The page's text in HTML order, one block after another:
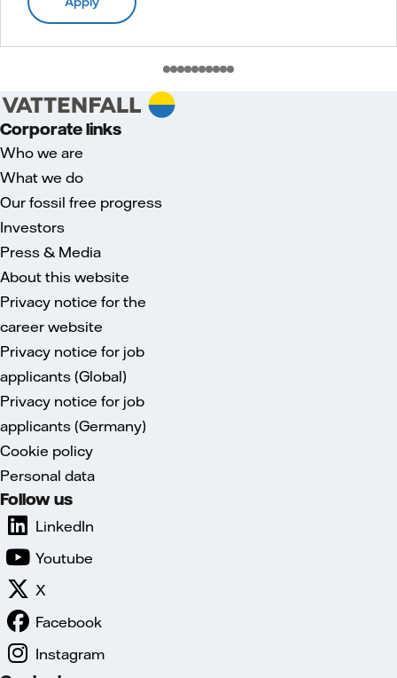
Corporate links
Who we are
What we do
Our fossil free progress
Investors
Press & Media
About this website
Privacy notice for the
career website
Privacy notice for job
applicants (Global)
Privacy notice for job
applicants (Germany)
Cookie policy
Personal data
Follow us
LinkedIn
Youtube
X
Facebook
Instagram